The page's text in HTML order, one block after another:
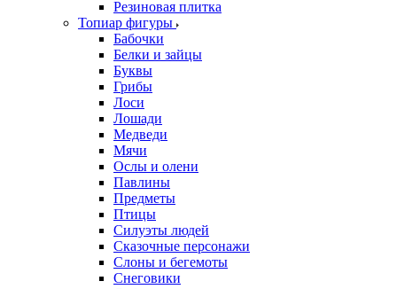
Резиновая плитка
Топиар фигуры
Бабочки
Белки и зайцы
Буквы
Грибы
Лоси
Лошади
Медведи
Мячи
Ослы и олени
Павлины
Предметы
Птицы
Силуэты людей
Сказочные персонажи
Слоны и бегемоты
Снеговики